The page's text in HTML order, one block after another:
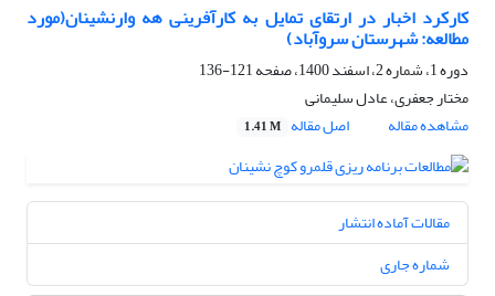
کارکرد اخبار در ارتقای تمایل به کارآفرینی هه وارنشینان(مورد
مطالعه: شهرستان سروآباد)
دوره 1، شماره 2، اسفند 1400، صفحه
121-136
مختار جعفری، عادل سلیمانی
مشاهده مقاله
اصل مقاله 1.41 M
مقالات آماده انتشار
شماره جاری